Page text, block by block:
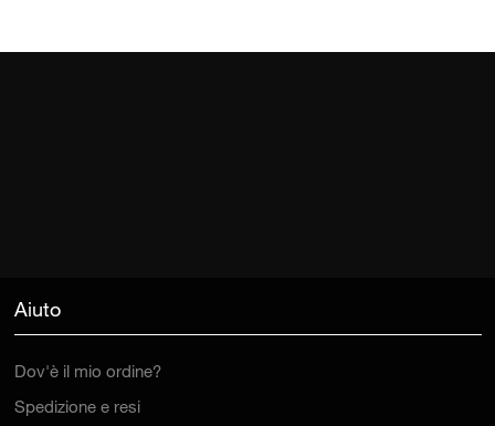
Spedizione e resi
Guida le cornici della galleria